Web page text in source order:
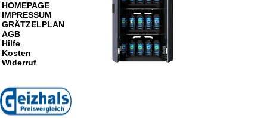
HOMEPAGE
IMPRESSUM
GRÄTZELPLAN
AGB
Hilfe
Kosten
Widerruf